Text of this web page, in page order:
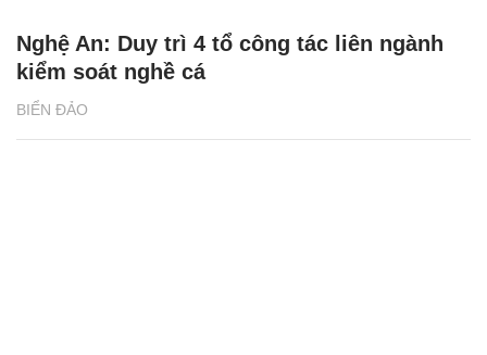
BIỂN ĐẢO
Nghệ An: Duy trì 4 tổ công tác liên ngành
kiểm soát nghề cá